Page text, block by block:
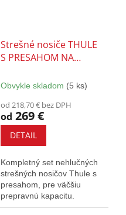
Strešné nosiče THULE
S PRESAHOM NA
Obvykle skladom (5 ks)
od 218,70 € bez DPH
od 269 €
DETAIL
Kompletný set nehlučných
strešných nosičov Thule s
presahom, pre väčšiu
prepravnú kapacitu.
Vybavený T-drážkou a